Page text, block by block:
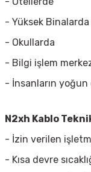
- Yüksek Binalarda
- Okullarda
- Bilgi işlem
- İnsanların
N2xh Kablo
- İzin verilen
- Kısa devre